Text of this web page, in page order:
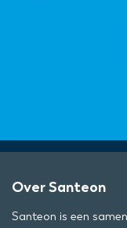
Over Santeon
Santeon is een